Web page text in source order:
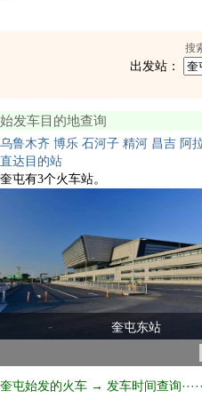
搜
出发站：
始发车目的地查询
乌鲁木齐 博乐 石河子 精河 昌吉 阿
直达目的站
奎屯有3个火车站。
奎屯东站
奎屯始发的火车 → 发车时间查询